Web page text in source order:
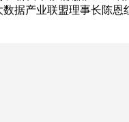
据产业联盟理事长陈恩